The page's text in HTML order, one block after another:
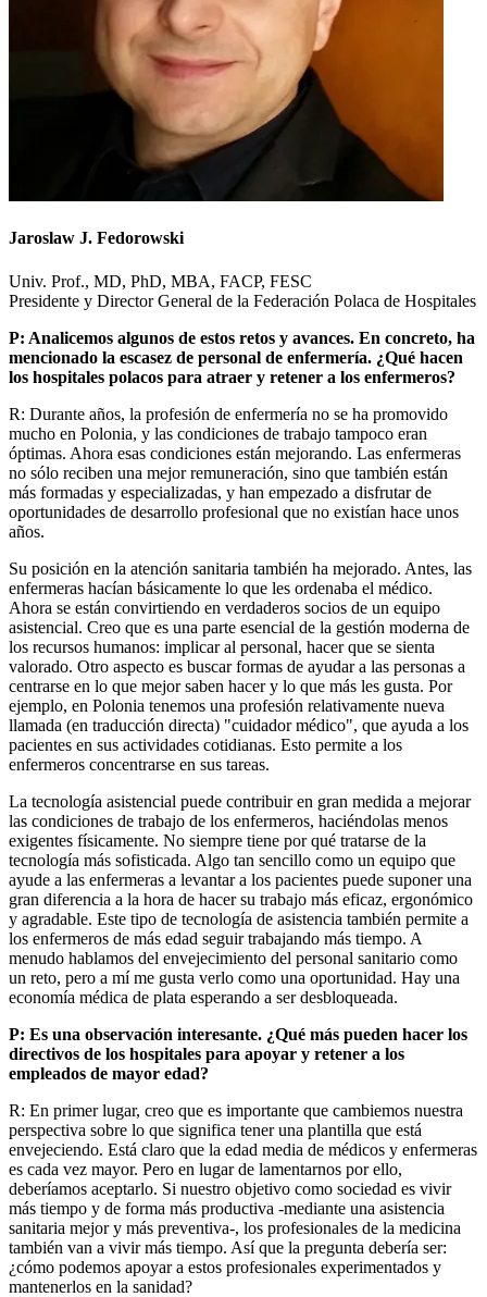
Jaroslaw J. Fedorowski
Univ. Prof., MD, PhD, MBA, FACP, FESC
Presidente y Director General de la Federación Polaca de Hospitales
P: Analicemos algunos de estos retos y avances. En concreto, ha
mencionado la escasez de personal de enfermería. ¿Qué hacen
los hospitales polacos para atraer y retener a los enfermeros?
R: Durante años, la profesión de enfermería no se ha promovido
mucho en Polonia, y las condiciones de trabajo tampoco eran
óptimas. Ahora esas condiciones están mejorando. Las enfermeras
no sólo reciben una mejor remuneración, sino que también están
más formadas y especializadas, y han empezado a disfrutar de
oportunidades de desarrollo profesional que no existían hace unos
años.
Su posición en la atención sanitaria también ha mejorado. Antes, las
enfermeras hacían básicamente lo que les ordenaba el médico.
Ahora se están convirtiendo en verdaderos socios de un equipo
asistencial. Creo que es una parte esencial de la gestión moderna de
los recursos humanos: implicar al personal, hacer que se sienta
valorado. Otro aspecto es buscar formas de ayudar a las personas a
centrarse en lo que mejor saben hacer y lo que más les gusta. Por
ejemplo, en Polonia tenemos una profesión relativamente nueva
llamada (en traducción directa) "cuidador médico", que ayuda a los
pacientes en sus actividades cotidianas. Esto permite a los
enfermeros concentrarse en sus tareas.
La tecnología asistencial puede contribuir en gran medida a mejorar
las condiciones de trabajo de los enfermeros, haciéndolas menos
exigentes físicamente. No siempre tiene por qué tratarse de la
tecnología más sofisticada. Algo tan sencillo como un equipo que
ayude a las enfermeras a levantar a los pacientes puede suponer una
gran diferencia a la hora de hacer su trabajo más eficaz, ergonómico
y agradable. Este tipo de tecnología de asistencia también permite a
los enfermeros de más edad seguir trabajando más tiempo. A
menudo hablamos del envejecimiento del personal sanitario como
un reto, pero a mí me gusta verlo como una oportunidad. Hay una
economía médica de plata esperando a ser desbloqueada.
P: Es una observación interesante. ¿Qué más pueden hacer los
directivos de los hospitales para apoyar y retener a los
empleados de mayor edad?
R: En primer lugar, creo que es importante que cambiemos nuestra
perspectiva sobre lo que significa tener una plantilla que está
envejeciendo. Está claro que la edad media de médicos y enfermeras
es cada vez mayor. Pero en lugar de lamentarnos por ello,
deberíamos aceptarlo. Si nuestro objetivo como sociedad es vivir
más tiempo y de forma más productiva -mediante una asistencia
sanitaria mejor y más preventiva-, los profesionales de la medicina
también van a vivir más tiempo. Así que la pregunta debería ser:
¿cómo podemos apoyar a estos profesionales experimentados y
mantenerlos en la sanidad?